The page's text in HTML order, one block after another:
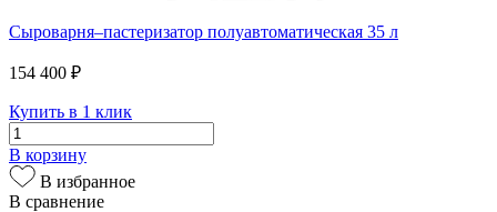
Сыроварня–пастеризатор полуавтоматическая 35 л
154 400 ₽
Купить в 1 клик
В корзину
В избранное
В сравнение